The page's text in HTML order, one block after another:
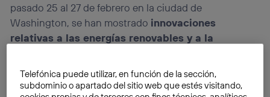
pasado 25 al 27 de febrero en la ciudad de
Washington, se han mostrado innovaciones
relativas a las energías renovables y a la
seleccionado siete tecnologías que podrían influir en
un futuro próximo. Analizamos las posibilidades de
Telefónica puede utilizar, en función de la sección,
subdominio o apartado del sitio web que estés visitando,